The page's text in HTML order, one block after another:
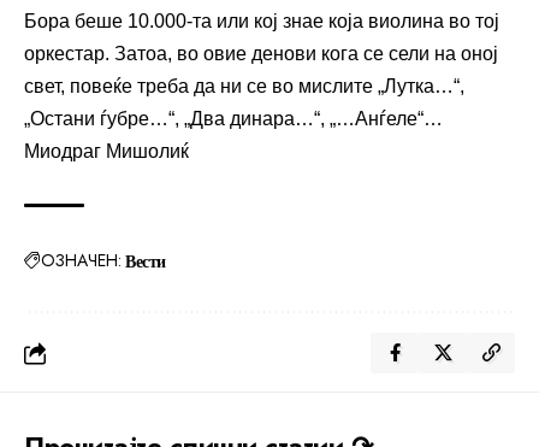
Бора беше 10.000-та или кој знае која виолина во тој
оркестар. Затоа, во овие денови кога се сели на оној
свет, повеќе треба да ни се во мислите „Лутка…“,
„Остани ѓубре…“, „Два динара…“, „…Анѓеле“…
Миодраг Мишолиќ
ОЗНАЧЕН: Вести